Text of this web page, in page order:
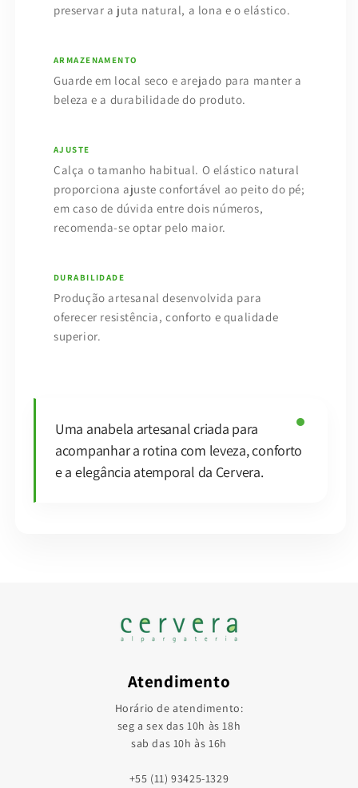
preservar a juta natural, a lona e o elástico.
ARMAZENAMENTO
Guarde em local seco e arejado para manter a
beleza e a durabilidade do produto.
AJUSTE
Calça o tamanho habitual. O elástico natural
proporciona ajuste confortável ao peito do pé;
em caso de dúvida entre dois números,
recomenda-se optar pelo maior.
DURABILIDADE
Produção artesanal desenvolvida para
oferecer resistência, conforto e qualidade
superior.
Uma anabela artesanal criada para
acompanhar a rotina com leveza, conforto
e a elegância atemporal da Cervera.
Atendimento
Horário de atendimento:
seg a sex das 10h às 18h
sab das 10h às 16h
+55 (11) 93425-1329